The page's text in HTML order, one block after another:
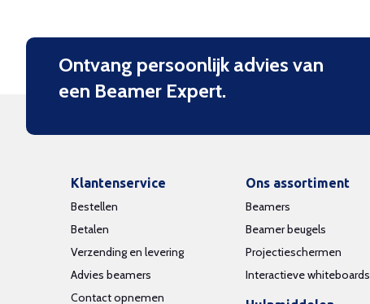
Ontvang persoonlijk advies van
een Beamer Expert.
Klantenservice
Bestellen
Betalen
Verzending en levering
Advies beamers
Contact opnemen
Ons assortiment
Beamers
Beamer beugels
Projectieschermen
Interactieve whiteboards